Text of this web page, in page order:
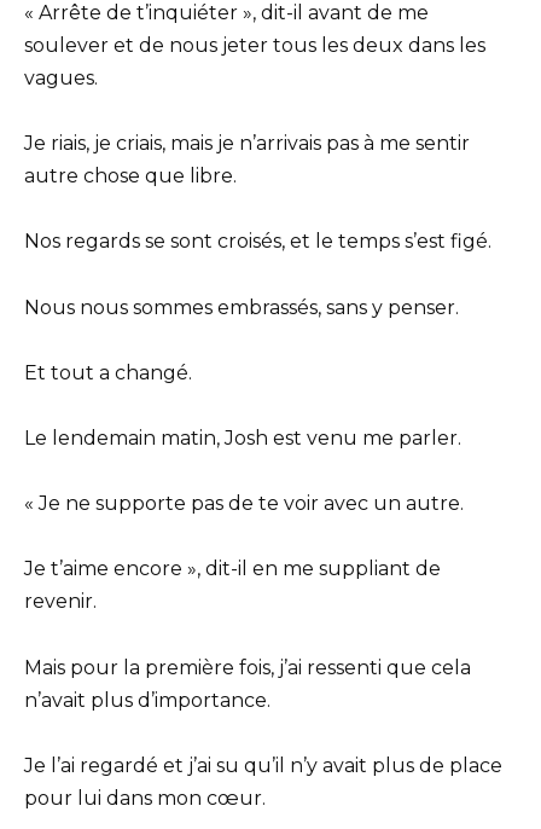
« Arrête de t’inquiéter », dit-il avant de me
soulever et de nous jeter tous les deux dans les
vagues.
Je riais, je criais, mais je n’arrivais pas à me sentir
autre chose que libre.
Nos regards se sont croisés, et le temps s’est figé.
Nous nous sommes embrassés, sans y penser.
Et tout a changé.
Le lendemain matin, Josh est venu me parler.
« Je ne supporte pas de te voir avec un autre.
Je t’aime encore », dit-il en me suppliant de
revenir.
Mais pour la première fois, j’ai ressenti que cela
n’avait plus d’importance.
Je l’ai regardé et j’ai su qu’il n’y avait plus de place
pour lui dans mon cœur.